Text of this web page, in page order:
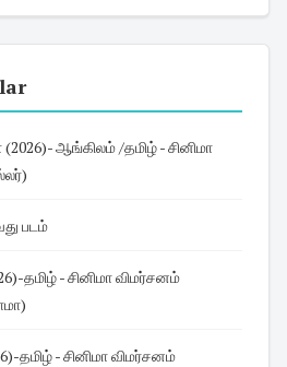
ஆங்கிலம் /தமிழ் - சினிமா
படம்
தமிழ் - சினிமா விமர்சனம்
தமிழ் - சினிமா விமர்சனம்